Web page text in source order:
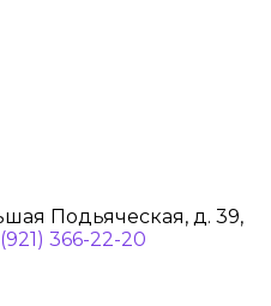
Подьяческая, д. 39,
366-22-20